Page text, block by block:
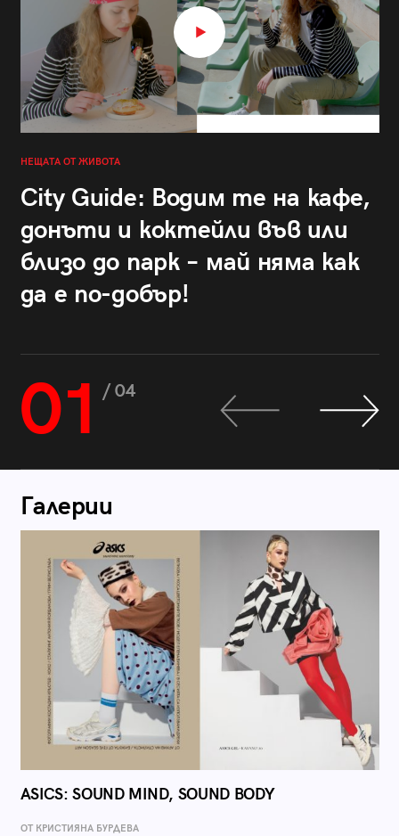
НЕЩАТА ОТ ЖИВОТА
City Guide: Водим те на кафе,
донъти и коктейли във или
близо до парк – май няма как
да е по-добър!
01 / 04
Галерии
ASICS: SOUND MIND, SOUND BODY
ОТ КРИСТИЯНА БУРДЕВА